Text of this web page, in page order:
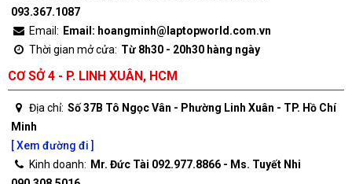
093.367.1087
Email: Email: hoangminh@laptopworld.com.vn
Thời gian mở cửa: Từ 8h30 - 20h30 hàng ngày
CƠ SỞ 4 - P. LINH XUÂN, HCM
Địa chỉ: Số 37B Tô Ngọc Vân - Phường Linh Xuân - TP. Hồ Chí
Minh
[ Xem đường đi ]
Kinh doanh: Mr. Đức Tài 092.977.8866 - Ms. Tuyết Nhi